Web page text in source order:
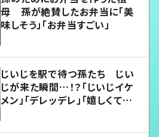
母 孫が絶賛したお弁当に「美
味しそう」「お弁当すごい」
じいじを駅で待つ孫たち じい
じが来た瞬間…！？「じいじイケ
メン」「デレッデレ」「嬉しくて可